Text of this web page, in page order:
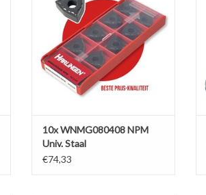
10x WNMG080408 NPM
Univ. Staal
€74,33